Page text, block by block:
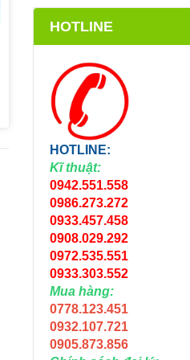
HOTLINE
HOTLINE:
Kĩ thuật:
0942.551.558
0986.273.272
0933.457.458
0908.029.292
0972.535.551
0933.303.552
Mua hàng:
0778.123.451
0932.107.721
0905.873.856